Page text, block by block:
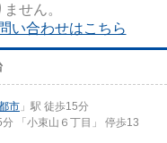
せん。
い合わせはこちら
市 」駅 徒歩15分
分 「小束山６丁目」 停歩13